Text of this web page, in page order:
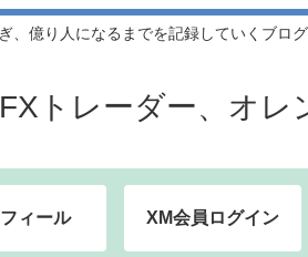
億り人になるまでを記録していくブロ
トレーダー、オレ
ィール XM会員ログイン